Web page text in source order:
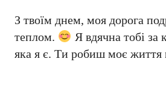
З твоїм днем, моя дорога
теплом.
Я вдячна тобі
яка я є. Ти робиш моє життя